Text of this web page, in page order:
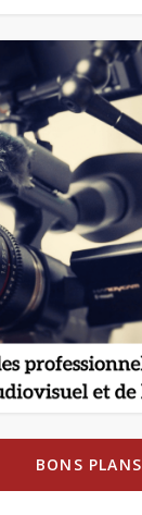
BONS PLANS